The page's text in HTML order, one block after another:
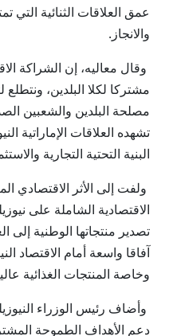
والانجاز.
وقال معاليه، إن الشراكة
مشتركا لكلا البلدين،
مصلحة البلدين والشعبين
تشهده العلاقات الإماراتية
البنية التحتية التجارية
ولفت إلى الأثر الاقتصادي
الاقتصادية الشاملة على
تصدير منتجاتها الوطنية إلى
آفاقا واسعة أمام الاقتصاد
وخاصة المنتجات الغذائية
وأضاف رئيس الوزراء
دعم الأهداف الطموحة